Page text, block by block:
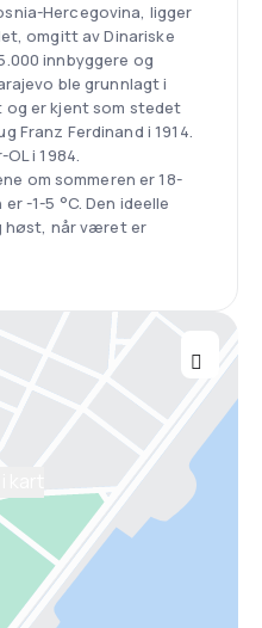
Hercegovina, ligger
omgitt av Dinariske
innbyggere og
ble grunnlagt i
og er kjent som stedet
Ferdinand i 1914.
i 1984.
om sommeren er 18-
-1-5 °C. Den ideelle
høst, når været er